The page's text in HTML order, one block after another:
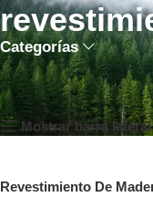
Categorías
Inicio TIENDA Productos
Mostrando los 5
Mostrar barra lateral
Revestimiento De